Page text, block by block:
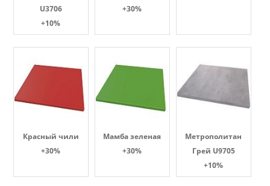
U3706
+10%
+30%
Красный чили
+30%
Мамба зеленая
+30%
Метрополитан
Грей U9705
+10%